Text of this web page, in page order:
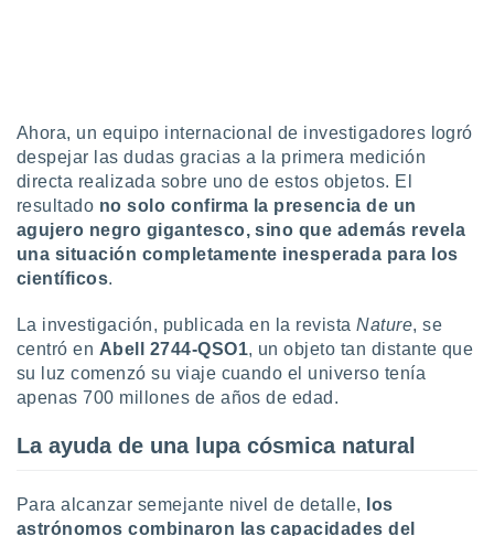
te
que
sean
el sitio
se
ni para
o
aunque
no
Puedes
acceder a
web a
Ahora, un equipo internacional de investigadores logró
despejar las dudas gracias a la primera medición
directa realizada sobre uno de estos objetos. El
resultado no solo confirma la presencia de un
agujero negro gigantesco, sino que además revela
una situación completamente inesperada para los
científicos.
La investigación, publicada en la revistaNature, se
centró en Abell 2744-QSO1, un objeto tan distante que
su luz comenzó su viaje cuando el universo tenía
apenas 700 millones de años de edad.
La ayuda de una lupa cósmica natural
Para alcanzar semejante nivel de detalle,
los
astrónomos combinaron las capacidades del